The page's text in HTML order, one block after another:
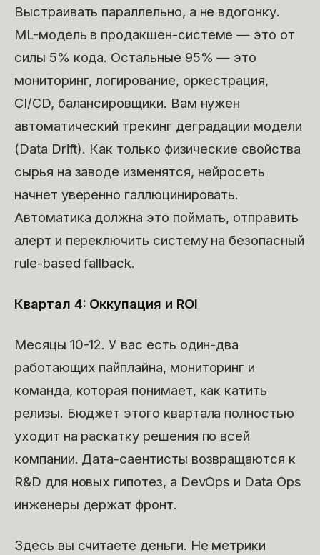
Выстраивать параллельно, а не вдогонку.
ML-модель в продакшен-системе — это от
силы 5% кода. Остальные 95% — это
мониторинг, логирование, оркестрация,
CI/CD, балансировщики. Вам нужен
автоматический трекинг деградации модели
(Data Drift). Как только физические свойства
сырья на заводе изменятся, нейросеть
начнет уверенно галлюцинировать.
Автоматика должна это поймать, отправить
алерт и переключить систему на безопасный
rule-based fallback.
Квартал 4: Оккупация и ROI
Месяцы 10-12. У вас есть один-два
работающих пайплайна, мониторинг и
команда, которая понимает, как катить
релизы. Бюджет этого квартала полностью
уходит на раскатку решения по всей
компании. Дата-саентисты возвращаются к
R&D для новых гипотез, а DevOps и Data Ops
инженеры держат фронт.
Здесь вы считаете деньги. Не метрики